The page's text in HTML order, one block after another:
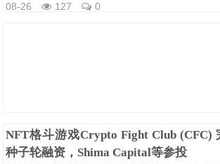
08-26 127 0
NFT格斗游戏Crypto Fight Club (CFC)
种子轮融资，Shima Capital等参投